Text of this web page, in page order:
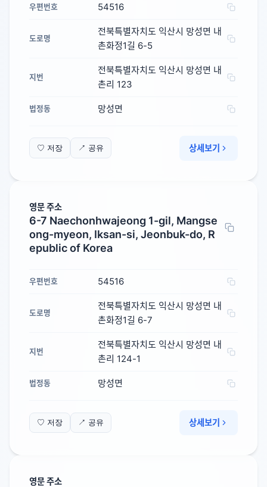
우편번호 54516
도로명
전북특별자치도 익산시 망성면 내
촌화정1길 6-5
지번
전북특별자치도 익산시 망성면 내
촌리 123
법정동 망성면
♡ 저장 ↗ 공유 상세보기
영문 주소
6-7 Naechonhwajeong 1-gil, Mangse
ong-myeon, Iksan-si, Jeonbuk-do, R
epublic of Korea
우편번호 54516
도로명
전북특별자치도 익산시 망성면 내
촌화정1길 6-7
지번
전북특별자치도 익산시 망성면 내
촌리 124-1
법정동 망성면
♡ 저장 ↗ 공유 상세보기
영문 주소